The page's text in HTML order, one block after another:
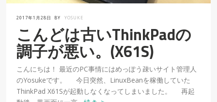
2017年1月28日 BY YOSUKE
こんどは古いThinkPadの
調子が悪い。(X61S)
こんにちは！ 最近のPC事情にはめっぽう疎いサイト管理人
のYosukeです。 今日突然、LinuxBeanを稼働していた
ThinkPad X61Sが起動しなくなってしまいました。 再起